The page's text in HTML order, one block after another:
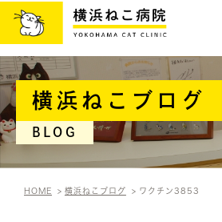
横浜ねこブログ
BLOG
HOME 横浜ねこブログ ワクチン3853